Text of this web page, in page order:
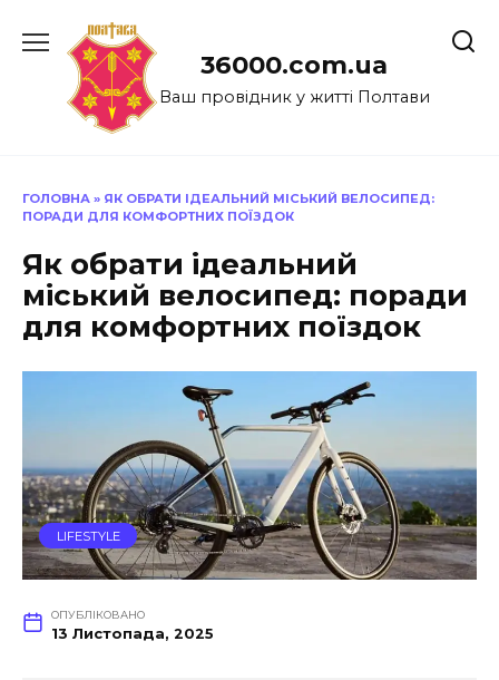
до
36000.com.ua
Ваш провідник у житті Полтави
ГОЛОВНА » ЯК ОБРАТИ ІДЕАЛЬНИЙ МІСЬКИЙ ВЕЛОСИПЕД:
ПОРАДИ ДЛЯ КОМФОРТНИХ ПОЇЗДОК
Як обрати ідеальний
міський велосипед: поради
для комфортних поїздок
LIFESTYLE
ОПУБЛІКОВАНО
13 Листопада, 2025